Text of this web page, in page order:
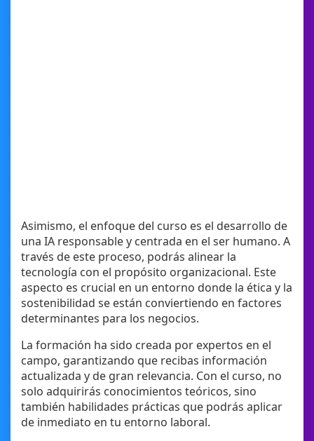
Asimismo, el enfoque del curso es el desarrollo de
una IA responsable y centrada en el ser humano. A
través de este proceso, podrás alinear la
tecnología con el propósito organizacional. Este
aspecto es crucial en un entorno donde la ética y la
sostenibilidad se están conviertiendo en factores
determinantes para los negocios.
La formación ha sido creada por expertos en el
campo, garantizando que recibas información
actualizada y de gran relevancia. Con el curso, no
solo adquirirás conocimientos teóricos, sino
también habilidades prácticas que podrás aplicar
de inmediato en tu entorno laboral.